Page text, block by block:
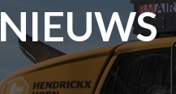
NIEUWS